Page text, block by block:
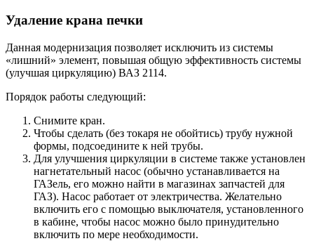
Удаление крана печки
Данная модернизация позволяет исключить из системы
«лишний» элемент, повышая общую эффективность системы
(улучшая циркуляцию) ВАЗ 2114.
Порядок работы следующий:
Снимите кран.
Чтобы сделать (без токаря не обойтись) трубу нужной
формы, подсоедините к ней трубы.
Для улучшения циркуляции в системе также установлен
нагнетательный насос (обычно устанавливается на
ГАЗель, его можно найти в магазинах запчастей для
ГАЗ). Насос работает от электричества. Желательно
включить его с помощью выключателя, установленного
в кабине, чтобы насос можно было принудительно
включить по мере необходимости.